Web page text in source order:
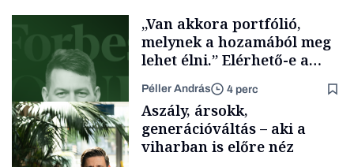
„Van akkora portfólió,
melynek a hozamából meg
lehet élni.” Elérhető-e a
passzív jövedelem és az
anyagi függetlenség?
Péller András 4 perc
Aszály, ársokk,
generációváltás – aki a
viharban is előre néz